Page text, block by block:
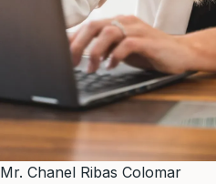
Mr. Chanel Ribas Colomar